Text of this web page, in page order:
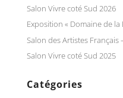
Salon Vivre coté Sud 2026
Exposition « Domaine de la
Salon des Artistes Français
Salon Vivre coté Sud 2025
Catégories